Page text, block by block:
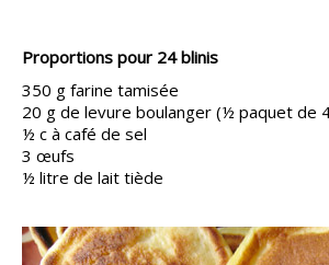
Proportions pour 24 blinis
350 g farine tamisée
20 g de levure boulanger (½ paquet de
½ c à café de sel
3 œufs
½ litre de lait tiède